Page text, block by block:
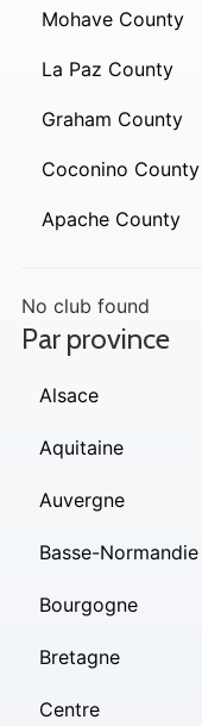
Mohave County
La Paz County
Graham County
Coconino County
Apache County
No club found
Par province
Alsace
Aquitaine
Auvergne
Basse-Normandie
Bourgogne
Bretagne
Centre